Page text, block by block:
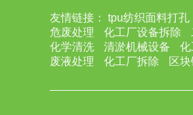
友情链接： tpu纺织面料打孔
危废处理
化工厂设备拆除
化学清洗
清淤机械设备 化
废液处理
化工厂拆除 区